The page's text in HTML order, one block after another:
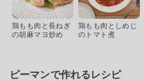
鶏もも肉と長ねぎ
の胡麻マヨ炒め
鶏もも肉としめじ
のトマト煮
ピーマンで作れるレシピ